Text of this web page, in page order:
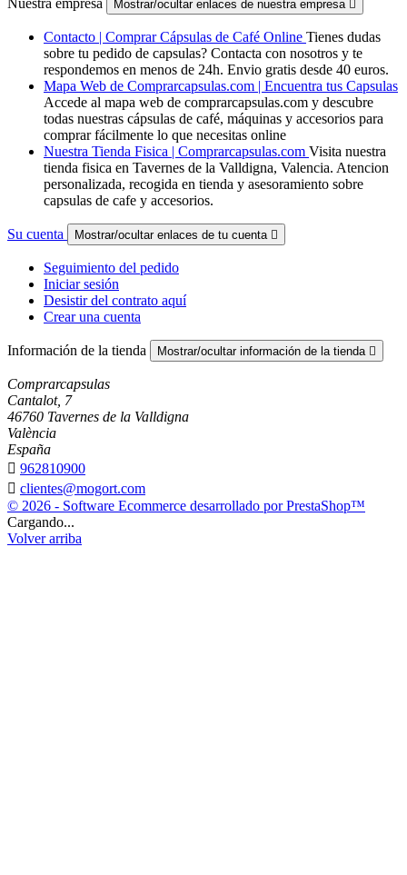
Nuestra empresa Mostrar/ocultar enlaces de nuestra empresa 
Contacto | Comprar Cápsulas de Café Online Tienes dudas
sobre tu pedido de capsulas? Contacta con nosotros y te
respondemos en menos de 24h. Envio gratis desde 40 euros.
Mapa Web de Comprarcapsulas.com | Encuentra tus Capsulas
Accede al mapa web de comprarcapsulas.com y descubre
todas nuestras cápsulas de café, máquinas y accesorios para
comprar fácilmente lo que necesitas online
Nuestra Tienda Fisica | Comprarcapsulas.com Visita nuestra
tienda fisica en Tavernes de la Valldigna, Valencia. Atencion
personalizada, recogida en tienda y asesoramiento sobre
capsulas de cafe y accesorios.
Su cuenta Mostrar/ocultar enlaces de tu cuenta 
Seguimiento del pedido
Iniciar sesión
Desistir del contrato aquí
Crear una cuenta
Información de la tienda Mostrar/ocultar información de la tienda 
Comprarcapsulas
Cantalot, 7
46760 Tavernes de la Valldigna
València
España
 962810900
 clientes@mogort.com
© 2026 - Software Ecommerce desarrollado por PrestaShop™
Cargando...
Volver arriba